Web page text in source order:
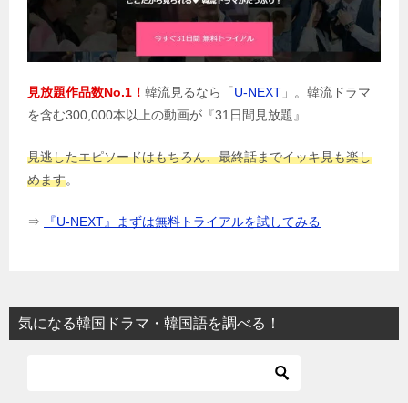
見放題作品数No.1！ 韓流見るなら「 U-NEXT 」。韓流ドラマ
を含む300,000本以上の動画が『31日間見放題』
見逃したエピソードはもちろん、最終話までイッキ見も楽し
めます。
⇒ 『U-NEXT』まずは無料トライアルを試してみる
気になる韓国ドラマ・韓国語を調べる！